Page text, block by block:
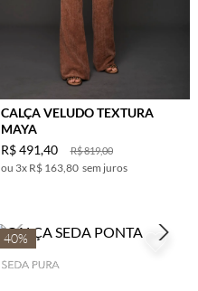
VERDE
MILITAR
VERMELHO
VINHO
PELE
BERINJELA
AZUL DENIN
TERRACOTA
BETERRABA
CALÇA VELUDO TEXTURA
MAYA
R$819,00
R$ 491,40
3x R$ 163,80 sem juros
40%